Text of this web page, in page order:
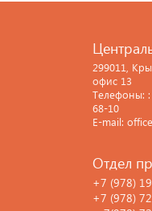
299011,
офис 13
Телефоны:
68-10
E-mail:
Отдел
+7 (978)
+7 (978)